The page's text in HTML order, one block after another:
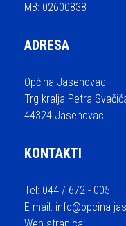
MB: 02600838
ADRESA
Općina Jasenovac
Trg kralja Petra
44324 Jasenovac
KONTAKTI
Tel: 044 / 672 - 005
E-mail: info@opcina-